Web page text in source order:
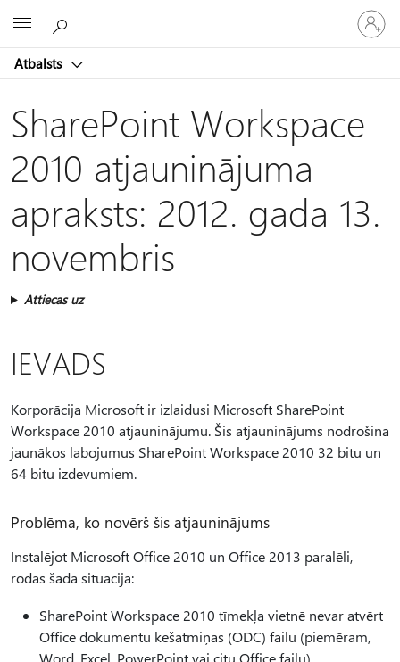
Atbalsts
savā
kontā
SharePoint Workspace
2010 atjauninājuma
apraksts: 2012. gada 13.
novembris
Attiecas uz
IEVADS
Korporācija Microsoft ir izlaidusi Microsoft SharePoint
Workspace 2010 atjauninājumu. Šis atjauninājums nodrošina
jaunākos labojumus SharePoint Workspace 2010 32 bitu un
64 bitu izdevumiem.
Problēma, ko novērš šis atjauninājums
Instalējot Microsoft Office 2010 un Office 2013 paralēli,
rodas šāda situācija:
SharePoint Workspace 2010 tīmekļa vietnē nevar atvērt
Office dokumentu kešatmiņas (ODC) failu (piemēram,
Word, Excel, PowerPoint vai citu Office failu).